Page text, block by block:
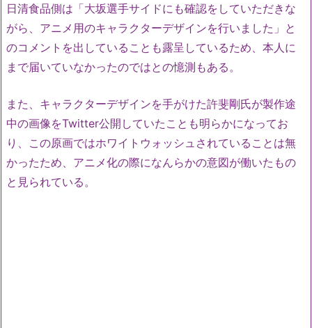
日清食品側は「大坂選手サイドにも確認をしていただきな
がら、アニメ用のキャラクターデザインを行いました」と
のコメントを出していることも露呈しているため、本人に
まで届いていなかったのではとの憶測もある。
また、キャラクターデザインを手がけた許斐剛氏が製作途
中の画像をTwitter公開していたことも明らかになってお
り、この原画ではホワイトウォッシュされていることは無
かったため、アニメ化の際になんらかの意図が働いたもの
と見られている。